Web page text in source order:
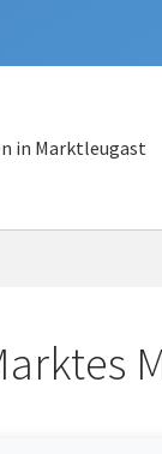
in Marktleugast